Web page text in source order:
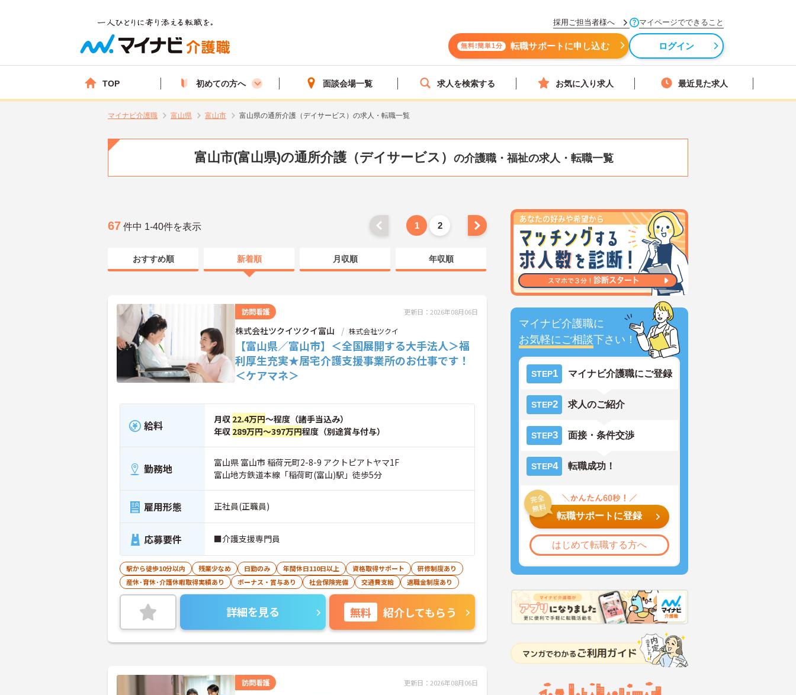
採用ご担当者様へ マイページでできること
無料!簡単1分 転職サポートに申し込む ログイン
TOP 初めての方へ 面談会場一覧 求人を検索する お気に入り求人 最近見た求人
マイナビ介護職 富山県 富山市 富山県の通所介護（デイサービス）の求人・転職一覧
富山市(富山県)の通所介護（デイサービス） の介護職・福祉の求人・転職一覧
マイナビ介護職に
お気軽にご相談下さい！
STEP1 マイナビ介護職にご登録
STEP2 求人のご紹介
STEP3 面接・条件交渉
STEP4 転職成功！
転職サポートに登録
はじめて転職する方へ
67 件中 1-40件を表示 1 2
おすすめ順 新着順 月収順 年収順
訪問看護 更新日：2026年08月06日
株式会社ツクイツクイ富山 株式会社ツクイ
【富山県／富山市】＜全国展開する大手法人＞福
利厚生充実★居宅介護支援事業所のお仕事です！
＜ケアマネ＞
給料 月収 22.4万円～程度（諸手当込み）
年収 289万円～397万円程度（別途賞与付与）
勤務地
富山県 富山市 稲荷元町2-8-9 アクトピアトヤマ1F
富山地方鉄道本線「稲荷町(富山)駅」徒歩5分
雇用形態 正社員(正職員)
応募要件 ■介護支援専門員
駅から徒歩10分以内 残業少なめ 日勤のみ 年間休日110日以上 資格取得サポート
研修制度あり
産休･育休･介護休暇取得実績あり
ボーナス・賞与あり 社会保険完備 交通費支給 退職金制度あり
詳細を見る 無料 紹介してもらう
訪問看護 更新日：2026年08月06日